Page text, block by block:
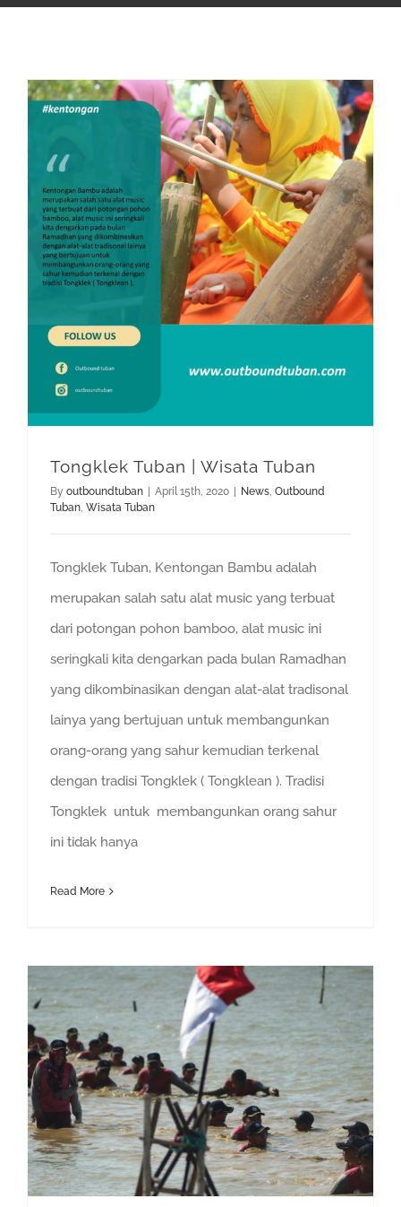
Tongklek Tuban | Wisata Tuban
By outboundtuban | April 15th, 2020 | News Outbound
Tuban Wisata Tuban
Tongklek Tuban, Kentongan Bambu adalah
merupakan salah satu alat music yang terbuat
dari potongan pohon bamboo, alat music ini
seringkali kita dengarkan pada bulan Ramadhan
yang dikombinasikan dengan alat-alat tradisonal
lainya yang bertujuan untuk membangunkan
orang-orang yang sahur kemudian terkenal
dengan tradisi Tongklek ( Tongklean ). Tradisi
Tongklek untuk membangunkan orang sahur
ini tidak hanya
Read More